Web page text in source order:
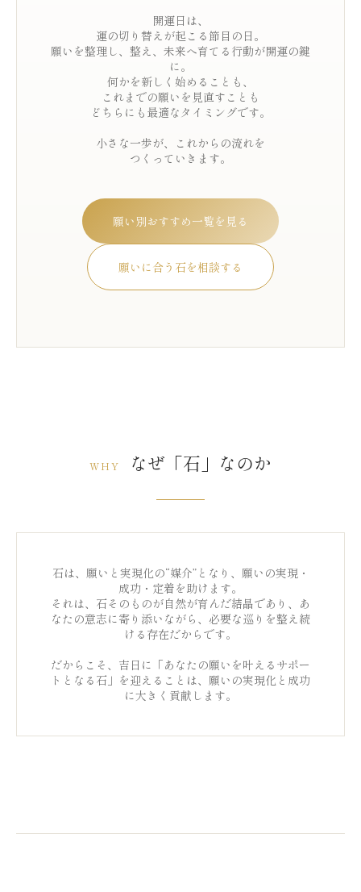
開運日は、
運の切り替えが起こる節目の日。
願いを整理し、整え、未来へ育てる行動が開運の鍵
に。
何かを新しく始めることも、
これまでの願いを見直すことも
どちらにも最適なタイミングです。
小さな一歩が、これからの流れを
つくっていきます。
願い別おすすめ一覧を見る
願いに合う石を相談する
WHY なぜ「石」なのか
石は、願いと実現化の“媒介”となり、願いの実現・
成功・定着を助けます。
それは、石そのものが自然が育んだ結晶であり、あ
なたの意志に寄り添いながら、必要な巡りを整え続
ける存在だからです。
だからこそ、吉日に「あなたの願いを叶えるサポー
トとなる石」を迎えることは、願いの実現化と成功
に大きく貢献します。